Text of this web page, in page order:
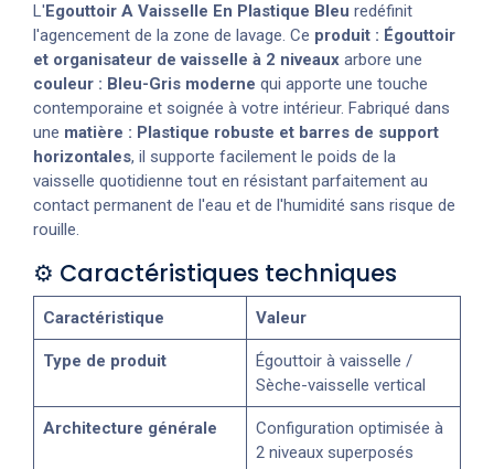
L' Egouttoir A Vaisselle En Plastique Bleu redéfinit
l'agencement de la zone de lavage. Ce produit : Égouttoir
et organisateur de vaisselle à 2 niveaux arbore une
couleur : Bleu-Gris moderne qui apporte une touche
contemporaine et soignée à votre intérieur. Fabriqué dans
une matière : Plastique robuste et barres de support
horizontales, il supporte facilement le poids de la
vaisselle quotidienne tout en résistant parfaitement au
contact permanent de l'eau et de l'humidité sans risque de
rouille.
⚙️ Caractéristiques techniques
Caractéristique Valeur
Type de produit
Égouttoir à vaisselle /
Sèche-vaisselle vertical
Architecture générale
Configuration optimisée à
2 niveaux superposés